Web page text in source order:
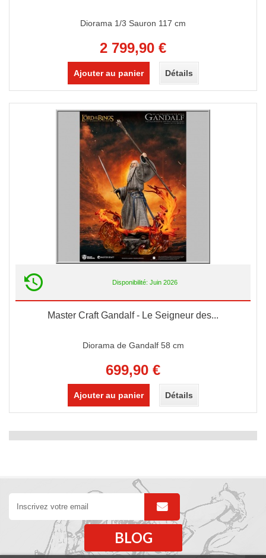
Diorama 1/3 Sauron 117 cm
2 799,90 €
Ajouter au panier Détails
Disponibilité: Juin 2026
Master Craft Gandalf - Le Seigneur des...
Diorama de Gandalf 58 cm
699,90 €
Ajouter au panier Détails
BLOG